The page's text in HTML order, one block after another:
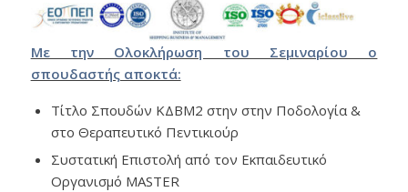
Με την Ολοκλήρωση του Σεμιναρίου ο
σπουδαστής αποκτά:
Τίτλο Σπουδών ΚΔΒΜ2 στην στην Ποδολογία &
στο Θεραπευτικό Πεντικιούρ
Συστατική Επιστολή από τον Εκπαιδευτικό
Οργανισμό MASTER